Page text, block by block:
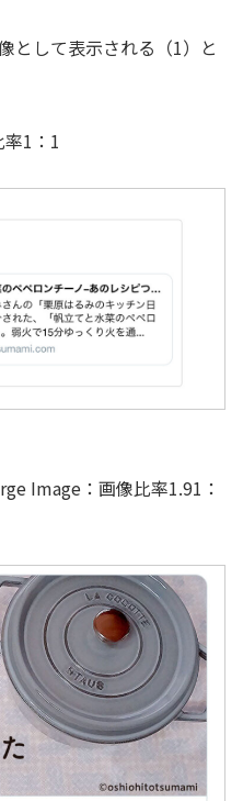
として表示される（1）と
率1：1
Image：画像比率1.91：